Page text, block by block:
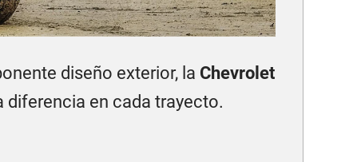
diseño exterior, la Chevrolet
en cada trayecto.